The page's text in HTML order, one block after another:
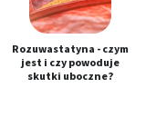
Rozuwastatyna - czym
jest i czy powoduje
skutki uboczne?